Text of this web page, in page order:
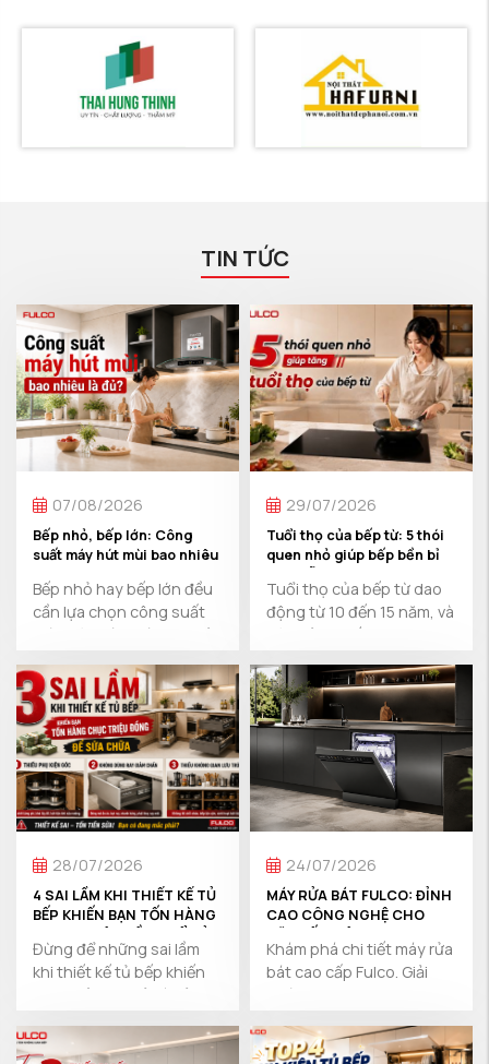
TIN TỨC
07/08/2026
Bếp nhỏ, bếp lớn: Công
suất máy hút mùi bao nhiêu
Bếp nhỏ hay bếp lớn đều
cần lựa chọn công suất
máy hút mùi phù hợp để
29/07/2026
Tuổi thọ của bếp từ: 5 thói
quen nhỏ giúp bếp bền bỉ
Tuổi thọ của bếp từ dao
động từ 10 đến 15 năm, và
có thể lên đến 20 năm
28/07/2026
4 SAI LẦM KHI THIẾT KẾ TỦ
BẾP KHIẾN BẠN TỐN HÀNG
CHỮA
Đừng để những sai lầm
khi thiết kế tủ bếp khiến
bạn phải đập bỏ và sửa
24/07/2026
MÁY RỬA BÁT FULCO: ĐỈNH
CAO CÔNG NGHỆ CHO
Khám phá chi tiết máy rửa
bát cao cấp Fulco. Giải
pháp công nghệ AI thông